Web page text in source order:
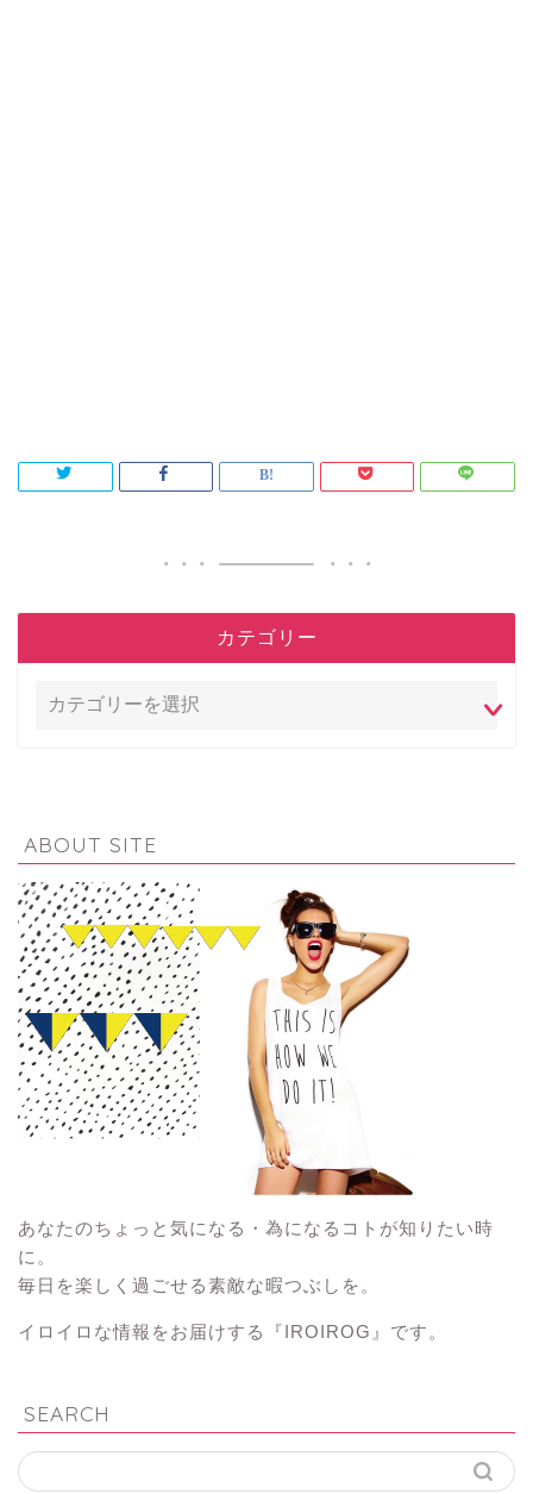
カテゴリー
ABOUT SITE
あなたのちょっと気になる・為になるコトが知りたい時
に。
毎日を楽しく過ごせる素敵な暇つぶしを。
イロイロな情報をお届けする『IROIROG』です。
SEARCH